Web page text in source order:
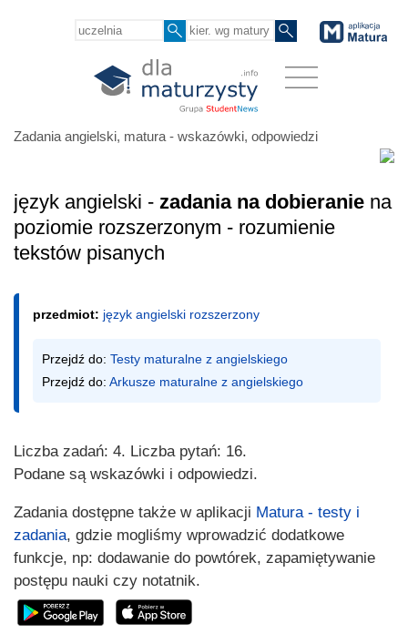
Zadania angielski, matura - wskazówki, odpowiedzi
język angielski - zadania na dobieranie na
poziomie rozszerzonym - rozumienie
tekstów pisanych
przedmiot: język angielski rozszerzony
Przejdź do: Testy maturalne z angielskiego
Przejdź do: Arkusze maturalne z angielskiego
Liczba zadań: 4. Liczba pytań: 16.
Podane są wskazówki i odpowiedzi.
Zadania dostępne także w aplikacji Matura - testy i
zadania, gdzie mogliśmy wprowadzić dodatkowe
funkcje, np: dodawanie do powtórek, zapamiętywanie
postępu nauki czy notatnik.